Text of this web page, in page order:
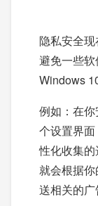
隐私安全
避免一些
Windows
例如：在
个设置界
性化收集
就会根据
送相关的广